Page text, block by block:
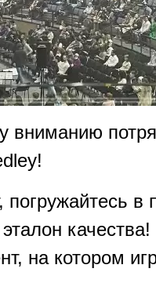
вниманию
погружайтесь
качества!
на котором